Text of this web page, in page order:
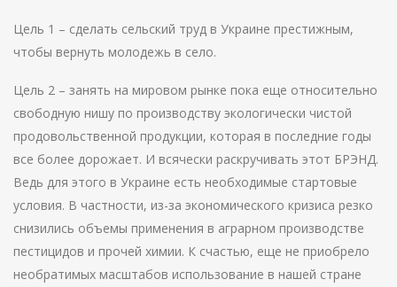
Цель 1 – сделать сельский труд в Украине престижным,
чтобы вернуть молодежь в село.
Цель 2 – занять на мировом рынке пока еще относительно
свободную нишу по производству экологически чистой
продовольственной продукции, которая в последние годы
все более дорожает. И всячески раскручивать этот БРЭНД.
Ведь для этого в Украине есть необходимые стартовые
условия. В частности, из-за экономического кризиса резко
снизились объемы применения в аграрном производстве
пестицидов и прочей химии. К счастью, еще не приобрело
необратимых масштабов использование в нашей стране